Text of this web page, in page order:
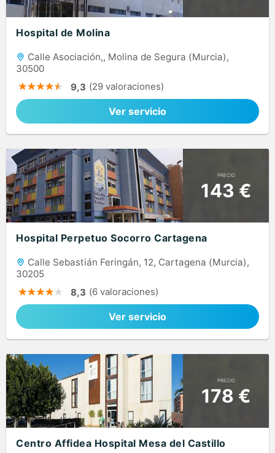
Hospital de Molina
Calle Asociación,, Molina de Segura (Murcia),
30500
9,3 (29 valoraciones)
Ver servicio
PRECIO
143 €
Hospital Perpetuo Socorro Cartagena
Calle Sebastián Feringán, 12, Cartagena (Murcia),
30205
8,3 (6 valoraciones)
Ver servicio
PRECIO
178 €
Centro Affidea Hospital Mesa del Castillo